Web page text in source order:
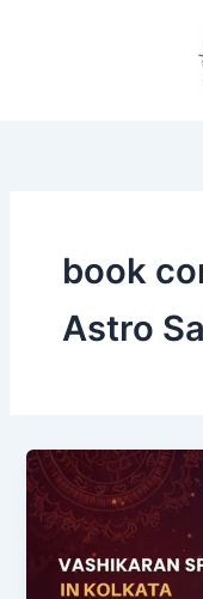
book
Astro